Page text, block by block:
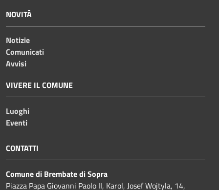
NOVITÀ
Notizie
Comunicati
Avvisi
VIVERE IL COMUNE
Luoghi
Eventi
CONTATTI
Comune di Brembate di Sopra
Piazza Papa Giovanni Paolo II, Karol, Josef Wojtyla, 14,